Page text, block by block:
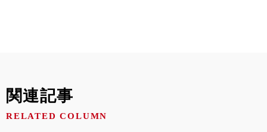
関連記事
RELATED COLUMN